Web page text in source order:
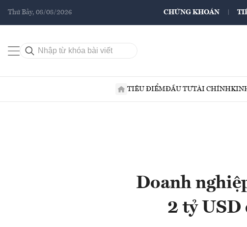
Thứ Bảy, 08/08/2026 CHỨNG KHOÁN
TIÊU ĐIỂMĐẦU TƯTÀI CHÍNH
Doanh
2 tỷ